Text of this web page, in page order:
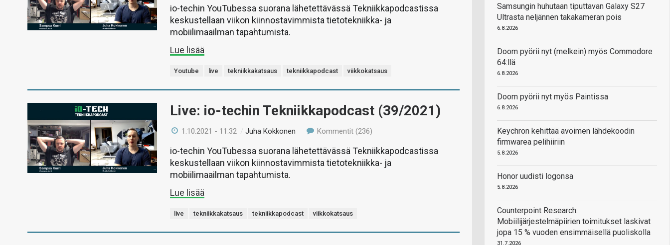
io-techin YouTubessa suorana lähetettävässä Tekniikkapodcastissa
keskustellaan viikon kiinnostavimmista tietotekniikka- ja
mobiilimaailman tapahtumista.
Lue lisää
Youtube live tekniikkakatsaus tekniikkapodcast viikkokatsaus
Live: io-techin Tekniikkapodcast (39/2021)
1.10.2021 - 11:32 /Juha Kokkonen Kommentit (236)
io-techin YouTubessa suorana lähetettävässä Tekniikkapodcastissa
keskustellaan viikon kiinnostavimmista tietotekniikka- ja
mobiilimaailman tapahtumista.
Lue lisää
live tekniikkakatsaus tekniikkapodcast viikkokatsaus
Samsungin huhutaan tiputtavan Galaxy S27
Ultrasta neljännen takakameran pois
6.8.2026
Doom pyörii nyt (melkein) myös Commodore
64:llä
6.8.2026
Doom pyörii nyt myös Paintissa
6.8.2026
Keychron kehittää avoimen lähdekoodin
firmwarea pelihiiriin
5.8.2026
Honor uudisti logonsa
5.8.2026
Counterpoint Research:
Mobiilijärjestelmäpiirien toimitukset laskivat
jopa 15 % vuoden ensimmäisellä puoliskolla
31.7.2026